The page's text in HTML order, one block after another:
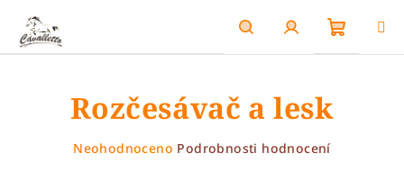
obsah
HledatPřihlášení
Rozčesávač a lesk
Průměrné
Neohodnoceno Podrobnosti hodnocení